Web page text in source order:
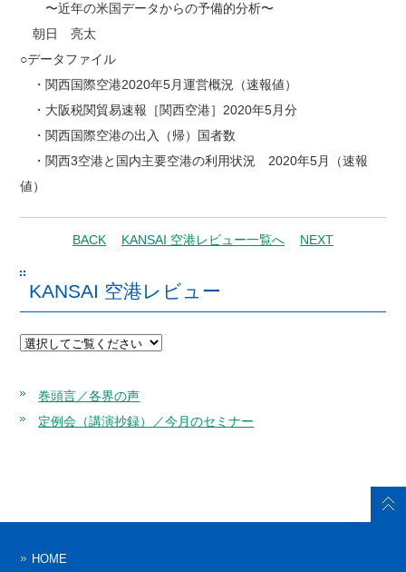
〜近年の米国データからの予備的分析〜
朝日 亮太
○データファイル
・関西国際空港2020年5月運営概況（速報値）
・大阪税関貿易速報［関西空港］2020年5月分
・関西国際空港の出入（帰）国者数
・関西3空港と国内主要空港の利用状況 2020年5月（速報
値）
BACK KANSAI 空港レビュー一覧へ NEXT
KANSAI 空港レビュー
巻頭言／各界の声
定例会（講演抄録）／今月のセミナー
HOME